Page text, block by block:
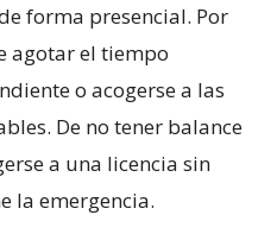
forma presencial. Por
agotar el tiempo
o acogerse a las
De no tener balance
a una licencia sin
la emergencia.